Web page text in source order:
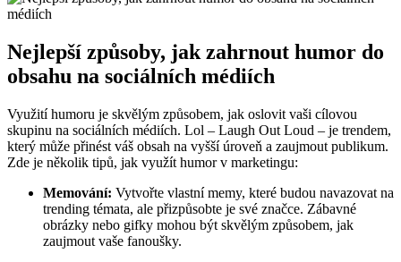
Nejlepší způsoby, jak zahrnout humor do
obsahu na sociálních médiích
Využití humoru je skvělým způsobem, jak oslovit vaši cílovou
skupinu na sociálních médiích. Lol – Laugh Out Loud – je trendem,
který může přinést váš obsah na vyšší úroveň a zaujmout publikum.
Zde je několik tipů, jak využít humor v marketingu:
Memování: Vytvořte vlastní memy, které budou navazovat na
trending témata, ale přizpůsobte je své značce. Zábavné
obrázky nebo gifky mohou být skvělým způsobem, jak
zaujmout vaše fanoušky.